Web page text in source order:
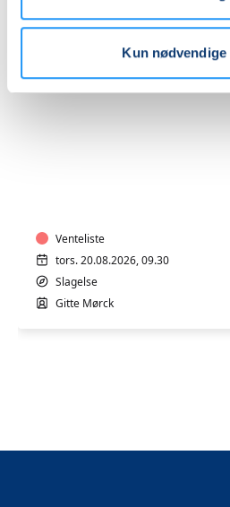
Kun nødvendige
-
Projekt
Flere
unge
Venteliste
tors. 20.08.2026, 09.30
Slagelse
Gitte Mørck